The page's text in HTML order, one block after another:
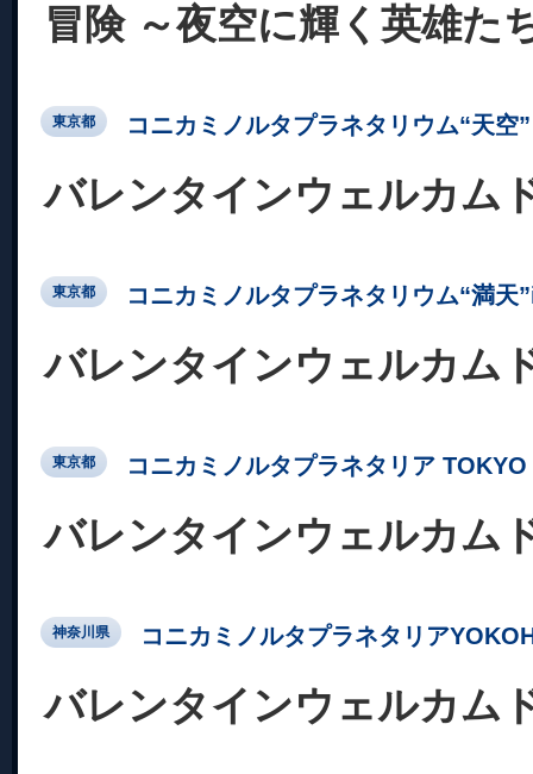
冒険 ～夜空に輝く英雄た
東京都 コニカミノルタプラネタリウム“天
バレンタインウェルカム
東京都 コニカミノルタプラネタリウム“満
バレンタインウェルカム
東京都 コニカミノルタプラネタリア TOKYO
バレンタインウェルカム
神奈川県 コニカミノルタプラネタリア
バレンタインウェルカム